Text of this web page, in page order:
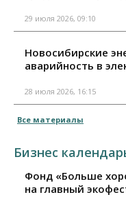
29 июля 2026, 09:10
Новосибирские
аварийность в
28 июля 2026, 16:15
Все материалы
Бизнес
Фонд «Больше
на главный